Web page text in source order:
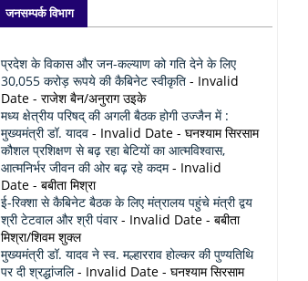
जनसम्पर्क विभाग
प्रदेश के विकास और जन-कल्याण को गति देने के लिए
30,055 करोड़ रूपये की कैबिनेट स्वीकृति - Invalid
Date - राजेश बैन/अनुराग उइके
मध्य क्षेत्रीय परिषद् की अगली बैठक होगी उज्जैन में :
मुख्यमंत्री डॉ. यादव - Invalid Date - घनश्याम सिरसाम
कौशल प्रशिक्षण से बढ़ रहा बेटियों का आत्मविश्वास,
आत्मनिर्भर जीवन की ओर बढ़ रहे कदम- Invalid
Date - बबीता मिश्रा
ई-रिक्शा से कैबिनेट बैठक के लिए मंत्रालय पहुंचे मंत्री द्वय
श्री टेटवाल और श्री पंवार- Invalid Date - बबीता
मिश्रा/शिवम शुक्ल
मुख्यमंत्री डॉ. यादव ने स्व. मल्हारराव होल्कर की पुण्यतिथि
पर दी श्रद्धांजलि- Invalid Date - घनश्याम सिरसाम